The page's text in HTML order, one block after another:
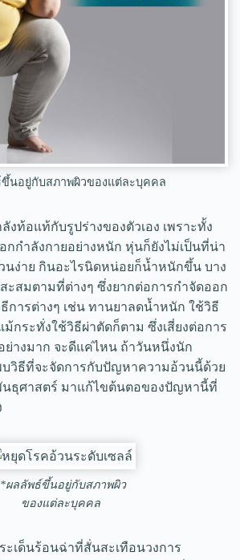
นอยู่กับสภาพผิวของแต่ละบุคคล
งท้อแท้กับรูปร่างของตัวเอง เพราะทั้ง
กกำลังกายอย่างหนัก หุ่นก็ยังไม่เป็นที่น่า
นง่าย กินอะไรนิดหน่อยก็น้ำหนักขึ้น บาง
สมตามที่ต่างๆ ซึ่งยากต่อการกำจัดออก
การต่างๆ เช่น ทานยาลดน้ำหนัก ใช้วิธี
กระทั่งใช้วิธีผ่าตัดก็ตาม ซึ่งเสี่ยงต่อการ
อย่างมาก จะดีแค่ไหน ถ้าวันหนึ่งนัก
วิธีที่จะจัดการกับปัญหาความอ้วนนี้ด้วย
นธุศาสตร์ มาแก้ไขต้นตอของปัญหานี้ที่
ผลลัพธ์ขึ้นอยู่กับสภาพผิว
ของแต่ละบุคคล
ะเด็นร้อนฉ่าที่สั่นสะเทือนวงการ